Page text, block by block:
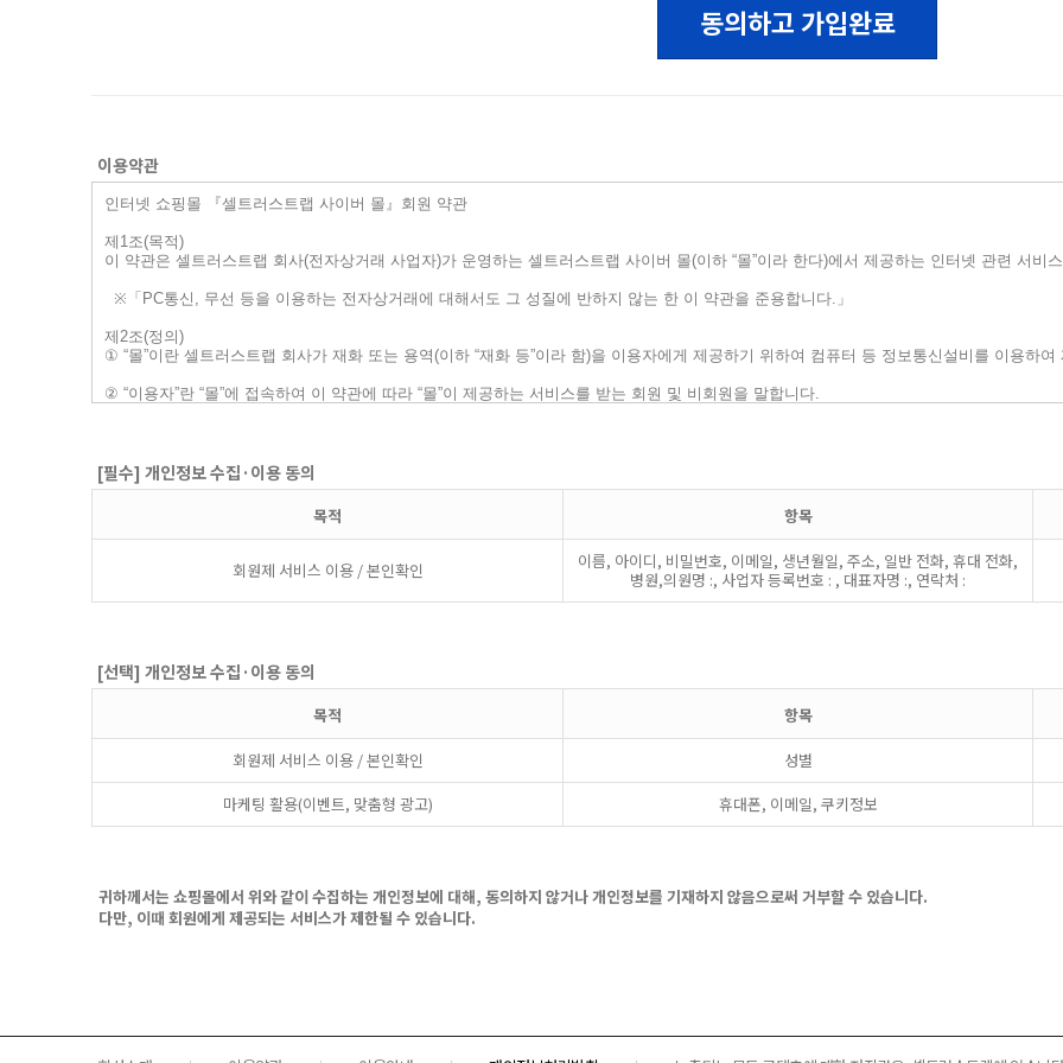
동의하고 가입완료
이용약관
[필수] 개인정보 수집·이용 동의
목적 항목
회원제 서비스 이용 / 본인확인
이름, 아이디, 비밀번호, 이메일, 생년월일, 주소, 일반 전화, 휴대 전화,
병원,의원명 :, 사업자 등록번호 : , 대표자명 :, 연락처 :
[선택] 개인정보 수집·이용 동의
목적
항목
회원제 서비스 이용 / 본인확인
성별
마케팅 활용(이벤트, 맞춤형 광고)
휴대폰, 이메일, 쿠키정보
귀하께서는 쇼핑몰에서 위와 같이 수집하는 개인정보에 대해, 동의하지 않거나 개인정보를 기재하지 않음으로써 거부할 수 있습니다.
다만, 이때 회원에게 제공되는 서비스가 제한될 수 있습니다.